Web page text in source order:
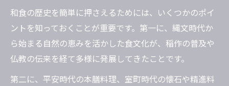
和食の歴史を簡単に押さえるためには、いくつかのポイ
ントを知っておくことが重要です。第一に、縄文時代か
ら始まる自然の恵みを活かした食文化が、稲作の普及や
仏教の伝来を経て多様に発展してきたことです。
第二に、平安時代の本膳料理、室町時代の懐石や精進料